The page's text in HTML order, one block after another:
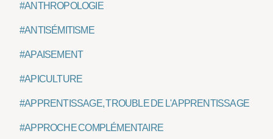
#ANTHROPOLOGIE
#ANTISÉMITISME
#APAISEMENT
#APICULTURE
#APPRENTISSAGE, TROUBLE DE L'APPRENTISSAGE
#APPROCHE COMPLÉMENTAIRE